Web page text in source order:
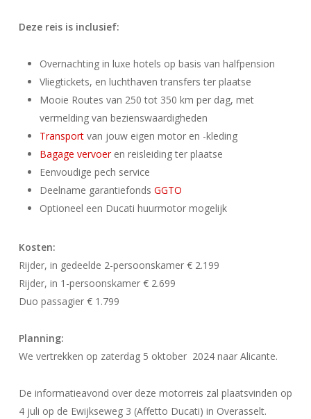
Deze reis is inclusief:
Overnachting in luxe hotels op basis van halfpension
Vliegtickets, en luchthaven transfers ter plaatse
Mooie Routes van 250 tot 350 km per dag, met
vermelding van bezienswaardigheden
Transportvan jouw eigen motor en -kleding
Bagage vervoeren reisleiding ter plaatse
Eenvoudige pech service
Deelname garantiefonds GGTO
Optioneel een Ducati huurmotor mogelijk
Kosten:
Rijder, in gedeelde 2-persoonskamer € 2.199
Rijder, in 1-persoonskamer € 2.699
Duo passagier € 1.799
Planning:
We vertrekken op zaterdag 5 oktober 2024 naar Alicante.
De informatieavond over deze motorreis zal plaatsvinden op
4 juli op de Ewijkseweg 3 (Affetto Ducati) in Overasselt.